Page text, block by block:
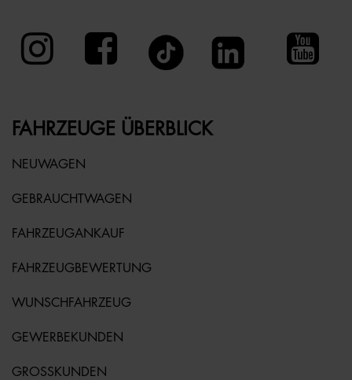
FAHRZEUGE ÜBERBLICK
NEUWAGEN
GEBRAUCHTWAGEN
FAHRZEUGANKAUF
FAHRZEUGBEWERTUNG
WUNSCHFAHRZEUG
GEWERBEKUNDEN
GROSSKUNDEN